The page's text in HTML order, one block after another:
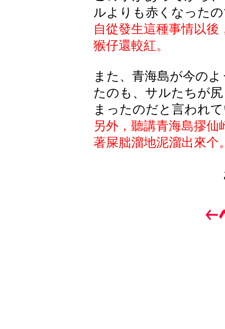
ルよりも赤くなった
自從發生這種事情以後
猴仔還較紅。
また、青海島が今の
たのも、サルたちが
まったのだと言われ
另外，聽講青海島摎
著屎朏溜地泥溜出來个